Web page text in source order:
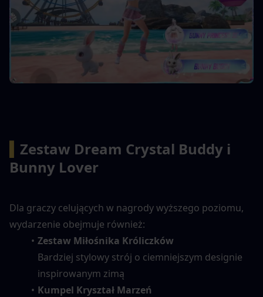
Zestaw Dream Crystal Buddy i
Bunny Lover
Dla graczy celujących w nagrody wyższego poziomu,
wydarzenie obejmuje również:
Zestaw Miłośnika Króliczków
Bardziej stylowy strój o ciemniejszym designie
inspirowanym zimą
Kumpel Kryształ Marzeń